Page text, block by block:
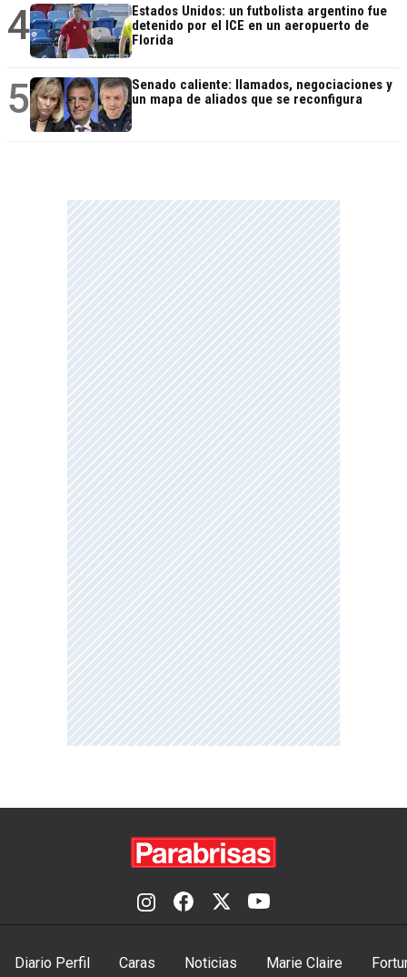
4
Estados Unidos: un futbolista argentino fue
detenido por el ICE en un aeropuerto de
Florida
5
Senado caliente: llamados, negociaciones y
un mapa de aliados que se reconfigura
Diario Perfil Caras Noticias Marie Claire